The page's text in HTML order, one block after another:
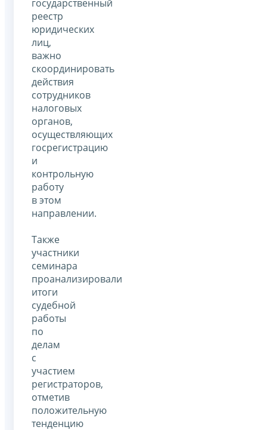
государственный
реестр
юридических
лиц,
важно
скоординировать
действия
сотрудников
налоговых
органов,
осуществляющих
госрегистрацию
и
контрольную
работу
в этом
направлении.
Также
участники
семинара
проанализировали
итоги
судебной
работы
по
делам
с
участием
регистраторов,
отметив
положительную
тенденцию